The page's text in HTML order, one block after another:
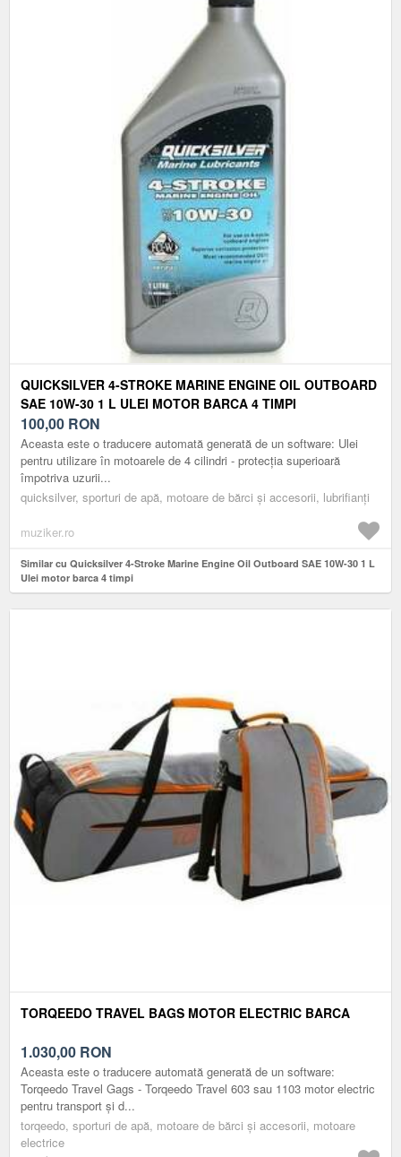
QUICKSILVER 4-STROKE MARINE ENGINE OIL OUTBOARD
SAE 10W-30 1 L ULEI MOTOR BARCA 4 TIMPI
100,00 RON
Aceasta este o traducere automată generată de un software: Ulei
pentru utilizare în motoarele de 4 cilindri - protecția superioară
împotriva uzurii...
quicksilver, sporturi de apă, motoare de bărci și accesorii, lubrifianți
muziker.ro
Similar cu Quicksilver 4-Stroke Marine Engine Oil Outboard SAE 10W-30 1 L
Ulei motor barca 4 timpi
TORQEEDO TRAVEL BAGS MOTOR ELECTRIC BARCA
1.030,00 RON
Aceasta este o traducere automată generată de un software:
Torqeedo Travel Gags - Torqeedo Travel 603 sau 1103 motor electric
pentru transport și d...
torqeedo, sporturi de apă, motoare de bărci și accesorii, motoare
electrice